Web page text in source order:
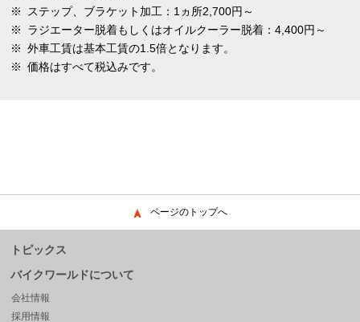
※
ステップ、ブラケット加工：1ヵ所2,700円～
※
ラジエーター脱着もしくはオイルクーラー脱着：4,400円～
※ 外車工賃は基本工賃の1.5倍となります。
※ 価格はすべて税込みです。
ページのトップへ
トピックス
バイクワールドについて
会社情報
採用情報